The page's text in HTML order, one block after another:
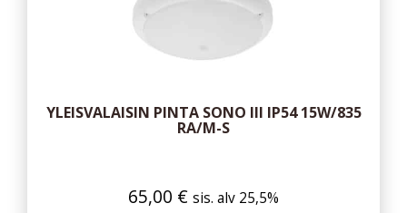
YLEISVALAISIN PINTA SONO III IP54 15W/835
RA/M-S
65,00 € sis. alv 25,5%